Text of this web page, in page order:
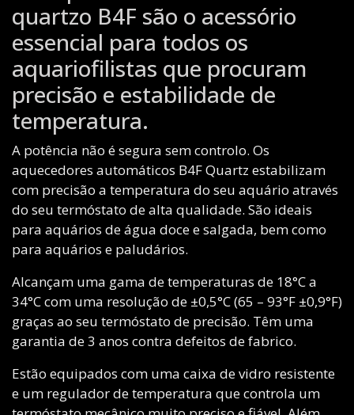
quartzo B4F são o acessório
essencial para todos os
aquariofilistas que procuram
precisão e estabilidade de
temperatura.
A potência não é segura sem controlo. Os
aquecedores automáticos B4F Quartz estabilizam
com precisão a temperatura do seu aquário através
do seu termóstato de alta qualidade. São ideais
para aquários de água doce e salgada, bem como
para aquários e paludários.
Alcançam uma gama de temperaturas de 18°C a
34°C com uma resolução de ±0,5°C (65 – 93°F ±0,9°F)
graças ao seu termóstato de precisão. Têm uma
garantia de 3 anos contra defeitos de fabrico.
Estão equipados com uma caixa de vidro resistente
e um regulador de temperatura que controla um